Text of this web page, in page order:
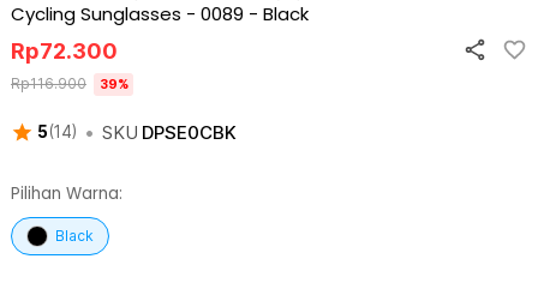
Cycling Sunglasses - 0089 - Black
5(14) • SKU DPSE0CBK
Rp72.300
Rp116.900 39%
Pilihan Warna:
Black